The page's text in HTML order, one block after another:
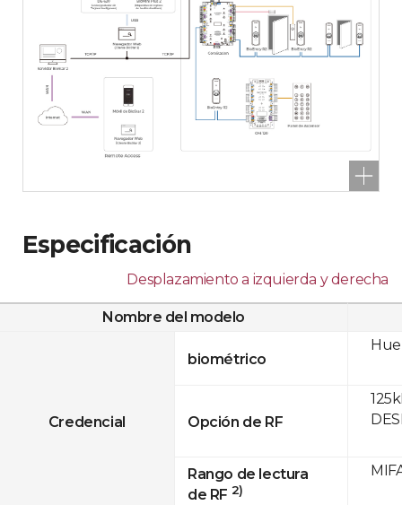
Especificación
Desplazamiento a izquierda y derecha
Nombre del modelo
Credencial
biométrico
Opción de RF
Rango de lectura
de RF 2)